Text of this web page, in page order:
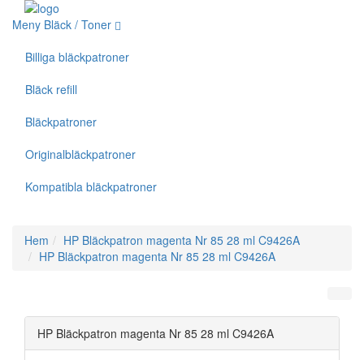
Meny Bläck / Toner
Billiga bläckpatroner
Bläck refill
Bläckpatroner
Originalbläckpatroner
Kompatibla bläckpatroner
Hem
HP Bläckpatron magenta Nr 85 28 ml C9426A
HP Bläckpatron magenta Nr 85 28 ml C9426A
HP Bläckpatron magenta Nr 85 28 ml C9426A